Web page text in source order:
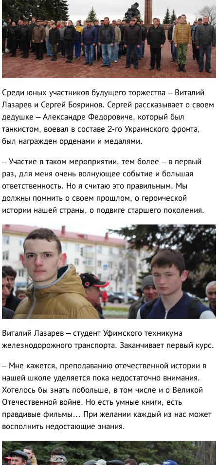
Среди юных участников будущего торжества – Виталий
Лазарев и Сергей Бояринов. Сергей рассказывает о своем
дедушке – Александре Федоровиче, который был
танкистом, воевал в составе 2-го Украинского фронта,
был награжден орденами и медалями.
– Участие в таком мероприятии, тем более – в первый
раз, для меня очень волнующее событие и большая
ответственность. Но я считаю это правильным. Мы
должны помнить о своем прошлом, о героической
истории нашей страны, о подвиге старшего поколения.
Виталий Лазарев – студент Уфимского техникума
железнодорожного транспорта. Заканчивает первый курс.
– Мне кажется, преподаванию отечественной истории в
нашей школе уделяется пока недостаточно внимания.
Хотелось бы знать побольше, в том числе и о Великой
Отечественной войне. Но есть умные книги, есть
правдивые фильмы… При желании каждый из нас может
восполнить недостающие знания.